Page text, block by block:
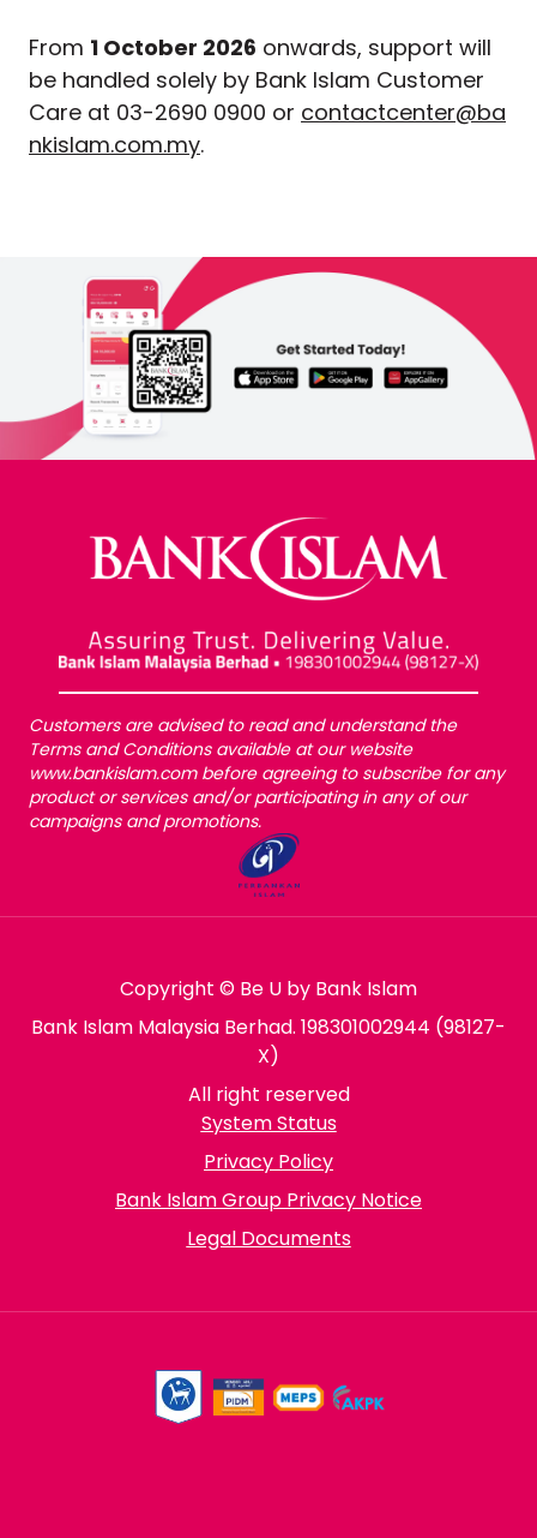
From 1 October 2026 onwards, support will
be handled solely by Bank Islam Customer
Care at 03-2690 0900 or contactcenter@ba
nkislam.com.my.
Customers are advised to read and understand the
Terms and Conditions available at our website
www.bankislam.com before agreeing to subscribe for any
product or services and/or participating in any of our
campaigns and promotions.
Copyright © Be U by Bank Islam
Bank Islam Malaysia Berhad. 198301002944 (98127-
X)
All right reserved
System Status
Privacy Policy
Bank Islam Group Privacy Notice
Legal Documents